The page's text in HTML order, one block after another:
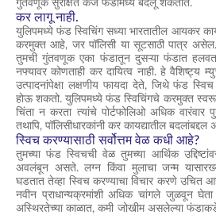
गुंतवणूक सुरक्षित कर्ज फंडांमध्ये बदलू शकतात.
कर लागू नाही.
युलिपमध्ये फंड स्विचिंग सध्या भारतातील आयकर
करमुक्त आहे, जर पॉलिसी या सूटसाठी पात्र असेल.
तुमची गुंतवणूक एका फंडातून दुसऱ्या फंडात हलवता
नफ्यावर कोणताही कर दायित्व नाही. हे वैशिष्ट्य
उत्पादनांपेक्षा लक्षणीय फायदा देते, जिथे फंड
होऊ शकतो. युलिपमध्ये फंड स्विचिंगचे करमुक्त स्वरूप
चिंता न करता त्यांचे पोर्टफोलिओ अधिक वारंवार
तथापि, पॉलिसीधारकांनी कर कायद्यातील बदलांबद्दल
स्विच करण्यासाठी सर्वोत्तम वेळ कधी आहे?
तुमच्या फंड स्विचची वेळ तुमच्या आर्थिक
अवलंबून असते. लग्न किंवा मुलाचा जन्म
घडतात तेव्हा स्विच करण्याचा विचार करणे
नवीन प्राधान्यक्रमांशी अधिक चांगले जुळवून घेता
अस्थिरतेच्या काळात, कमी जोखीम असलेल्या